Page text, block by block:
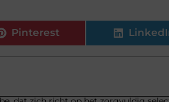
Pinterest